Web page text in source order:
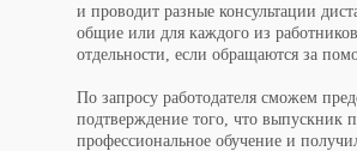
и проводит разные консультации
общие или для каждого из
отдельности, если обращаются за
По запросу работодателя сможем
подтверждение того, что выпускник
профессиональное обучение и